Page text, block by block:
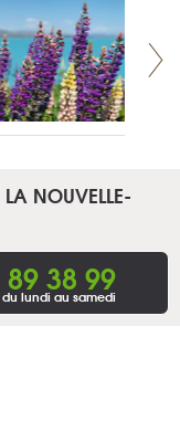
NOUVELLE-
38 99
du lundi au samedi